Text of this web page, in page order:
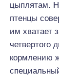
цыплятам.
птенцы
им хватает
четвертого
кормлению